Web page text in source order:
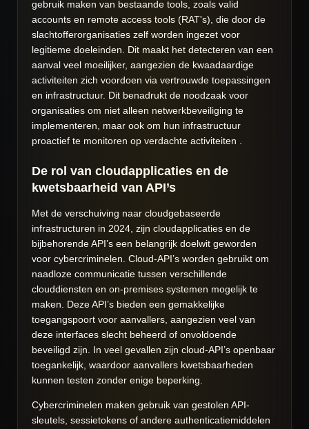
gebruik maken van bestaande tools, zoals valid
accounts en remote access tools (RAT's), die door de
slachtofferorganisaties zelf worden ingezet voor
legitieme doeleinden. Dit maakt het detecteren van een
aanval veel moeilijker, aangezien de kwaadaardige
activiteiten zich voordoen via vertrouwde toepassingen
en infrastructuur. Dit benadrukt de noodzaak voor
organisaties om niet alleen netwerkbeveiliging te
implementeren, maar ook om hun infrastructuur
proactief te monitoren op verdachte activiteiten .
De rol van cloudapplicaties en de
kwetsbaarheid van API’s
Met de verschuiving naar cloudgebaseerde
infrastructuren in 2024, zijn cloudapplicaties en de
bijbehorende API’s een belangrijk doelwit geworden
voor cybercriminelen. Cloud-API’s worden gebruikt om
naadloze communicatie tussen verschillende
clouddiensten en on-premises systemen mogelijk te
maken. Deze API’s bieden een gemakkelijke
toegangspoort voor aanvallers, aangezien veel van
deze interfaces slecht beheerd of onvoldoende
beveiligd zijn. In veel gevallen zijn cloud-API’s openbaar
toegankelijk, waardoor aanvallers kwetsbaarheden
kunnen testen zonder enige beperking.
Cybercriminelen maken gebruik van gestolen API-
sleutels, sessietokens of andere authenticatiemiddelen